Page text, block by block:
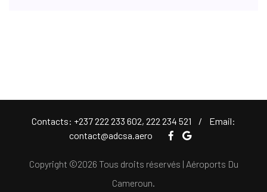
Contacts: +237 222 233 602, 222 234 521 / Email:
contact@adcsa.aero
Copyright ©2026 Tous droits réservés | Aéroports Du
Cameroun.